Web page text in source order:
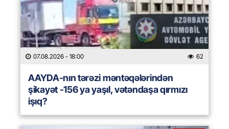
07.08.2026 - 18:00 62
AAYDA-nın tərəzi məntəqələrindən
şikayət -156 ya yaşıl, vətəndaşa qırmızı
işıq?